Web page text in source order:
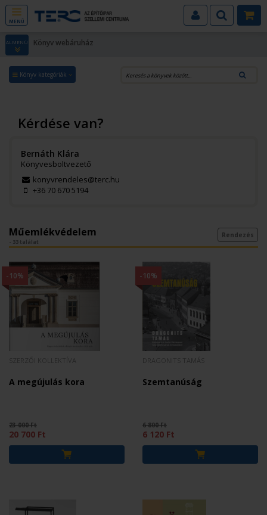
MENÜ
ALMENÜ Könyv webáruház
Könyv kategóriák
Kérdése van?
Bernáth Klára
Könyvesboltvezető
konyvrendeles@terc.hu
+36 70 670 5194
Műemlékvédelem
- 33 találat
Rendezés
-10%
A megújulás kora
23 000 Ft
20 700 Ft
-10%
Szemtanúság
6 800 Ft
6 120 Ft